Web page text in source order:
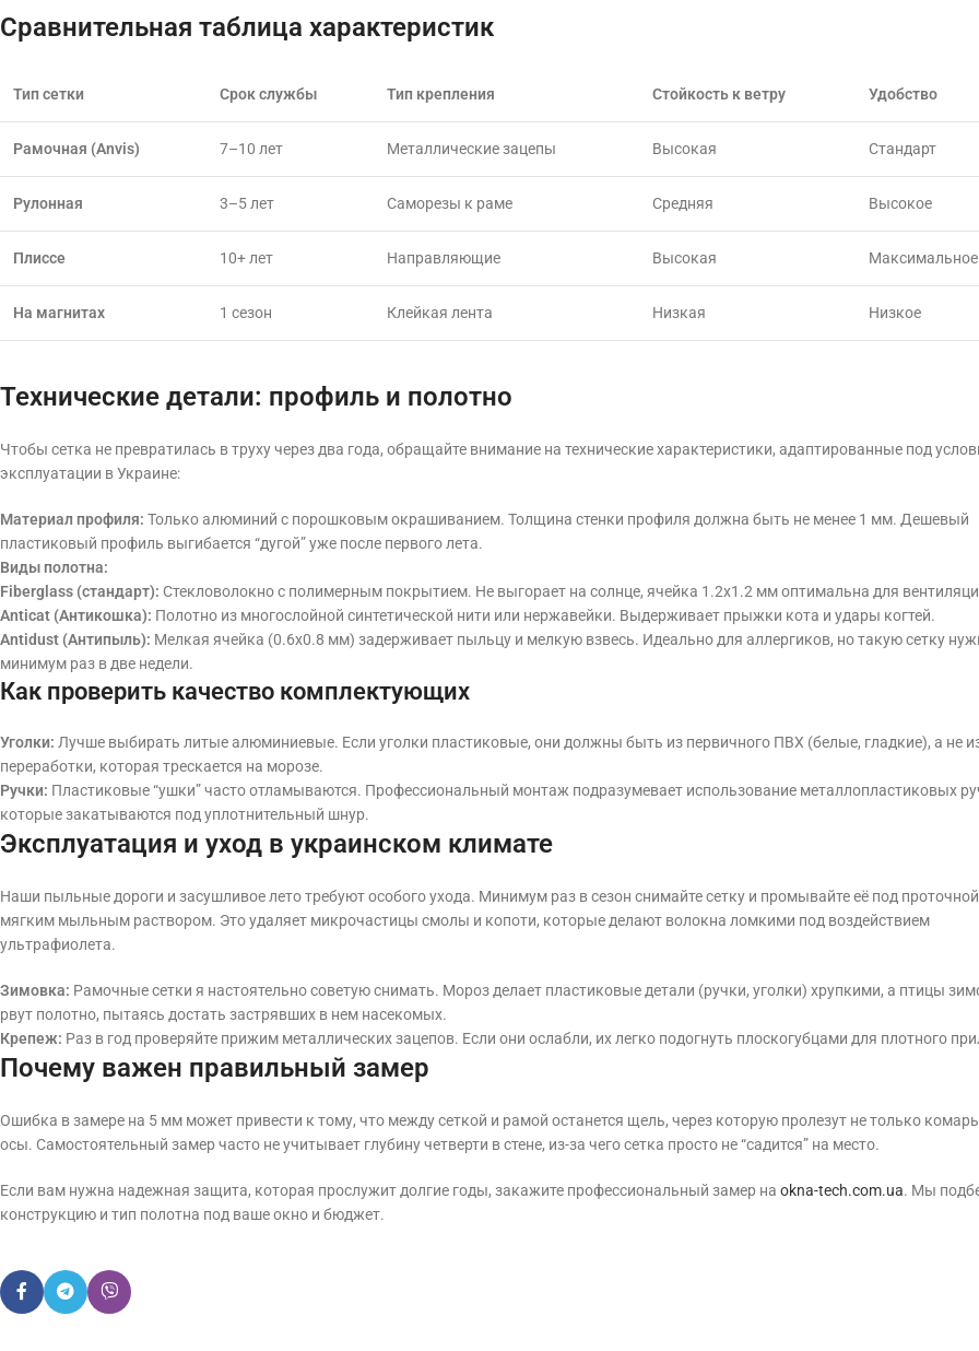
Сравнительная таблица характеристик
Тип сетки Срок службы Тип крепления Стойкость к ветру Удобство
Рамочная (Anvis) 7–10 лет Металлические зацепы Высокая Стандарт
Рулонная 3–5 лет Саморезы к раме Средняя Высокое
Плиссе 10+ лет Направляющие Высокая Максимальное
На магнитах 1 сезон Клейкая лента Низкая Низкое
Технические детали: профиль и полотно
Чтобы сетка не превратилась в труху через два года, обращайте внимание на технические характеристики, адаптированные под
эксплуатации в Украине:
Материал профиля: Только алюминий с порошковым окрашиванием. Толщина стенки профиля должна быть не менее 1 мм. Дешевый
пластиковый профиль выгибается “дугой” уже после первого лета.
Виды полотна:
Fiberglass (стандарт): Стекловолокно с полимерным покрытием. Не выгорает на солнце, ячейка 1.2х1.2 мм оптимальна для
Anticat (Антикошка): Полотно из многослойной синтетической нити или нержавейки. Выдерживает прыжки кота и удары когтей.
Antidust (Антипыль): Мелкая ячейка (0.6х0.8 мм) задерживает пыльцу и мелкую взвесь. Идеально для аллергиков, но такую сетку
минимум раз в две недели.
Как проверить качество комплектующих
Уголки: Лучше выбирать литые алюминиевые. Если уголки пластиковые, они должны быть из первичного ПВХ (белые, гладкие), а не
переработки, которая трескается на морозе.
Ручки: Пластиковые “ушки” часто отламываются. Профессиональный монтаж подразумевает использование металлопластиковых
которые закатываются под уплотнительный шнур.
Эксплуатация и уход в украинском климате
Наши пыльные дороги и засушливое лето требуют особого ухода. Минимум раз в сезон снимайте сетку и промывайте её под
мягким мыльным раствором. Это удаляет микрочастицы смолы и копоти, которые делают волокна ломкими под воздействием
ультрафиолета.
Зимовка: Рамочные сетки я настоятельно советую снимать. Мороз делает пластиковые детали (ручки, уголки) хрупкими, а птицы
рвут полотно, пытаясь достать застрявших в нем насекомых.
Крепеж: Раз в год проверяйте прижим металлических зацепов. Если они ослабли, их легко подогнуть плоскогубцами для плотного
Почему важен правильный замер
Ошибка в замере на 5 мм может привести к тому, что между сеткой и рамой останется щель, через которую пролезут не только
осы. Самостоятельный замер часто не учитывает глубину четверти в стене, из-за чего сетка просто не “садится” на место.
Если вам нужна надежная защита, которая прослужит долгие годы, закажите профессиональный замер на okna-tech.com.ua. Мы
конструкцию и тип полотна под ваше окно и бюджет.